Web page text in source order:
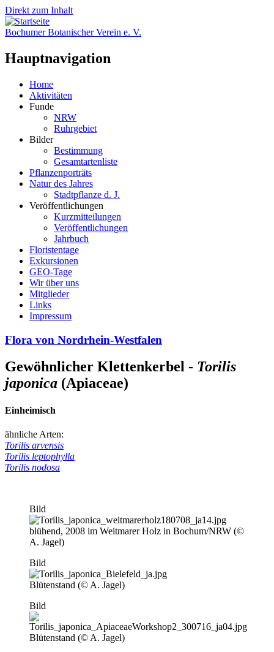
Direkt zum Inhalt
Bochumer Botanischer Verein e. V.
Hauptnavigation
Home
Aktivitäten
Funde
NRW
Ruhrgebiet
Bilder
Bestimmung
Gesamtartenliste
Pflanzenporträts
Natur des Jahres
Stadtpflanze d. J.
Veröffentlichungen
Kurzmitteilungen
Veröffentlichungen
Jahrbuch
Floristentage
Exkursionen
GEO-Tage
Wir über uns
Mitglieder
Links
Impressum
Flora von Nordrhein-Westfalen
Gewöhnlicher Klettenkerbel - Torilis
japonica (Apiaceae)
Einheimisch
ähnliche Arten:
Torilis arvensis
Torilis leptophylla
Torilis nodosa
Bild
blühend, 2008 im Weitmarer Holz in Bochum/NRW (©
A. Jagel)
Bild
Blütenstand (© A. Jagel)
Bild
Blütenstand (© A. Jagel)